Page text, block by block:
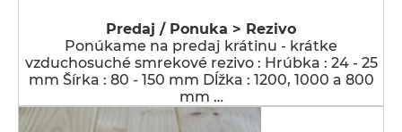
Predaj / Ponuka > Rezivo
Ponúkame na predaj krátinu - krátke
vzduchosuché smrekové rezivo : Hrúbka : 24 - 25
mm Šírka : 80 - 150 mm Dĺžka : 1200, 1000 a 800
mm …